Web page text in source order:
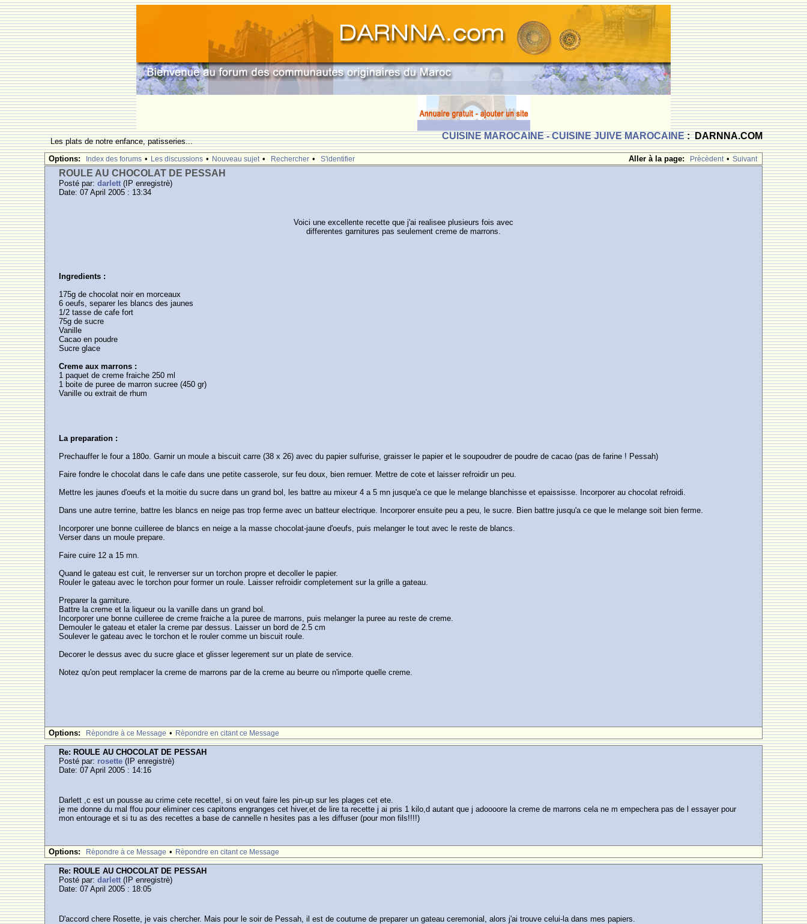
CUISINE MAROCAINE - CUISINE JUIVE MAROCAINE: DARNNA.COM
Les plats de notre enfance, patisseries...
Aller à la page:
Prècèdent • Suivant
Options: Index des forums • Les discussions • Nouveau sujet • Rechercher • S'identifier
ROULE AU CHOCOLAT DE PESSAH
Posté par:darlett (IP enregistrè)
Date: 07 April 2005 : 13:34
Voici une excellente recette que j'ai realisee plusieurs fois avec
differentes garnitures pas seulement creme de marrons.
Ingredients :
175g de chocolat noir en morceaux
6 oeufs, separer les blancs des jaunes
1/2 tasse de cafe fort
75g de sucre
Vanille
Cacao en poudre
Sucre glace
Creme aux marrons :
1 paquet de creme fraiche 250 ml
1 boite de puree de marron sucree (450 gr)
Vanille ou extrait de rhum
La preparation :
Prechauffer le four a 180o. Garnir un moule a biscuit carre (38 x 26) avec du papier sulfurise, graisser le papier et le soupoudrer de poudre de cacao (pas de farine ! Pessah)
Faire fondre le chocolat dans le cafe dans une petite casserole, sur feu doux, bien remuer. Mettre de cote et laisser refroidir un peu.
Mettre les jaunes d'oeufs et la moitie du sucre dans un grand bol, les battre au mixeur 4 a 5 mn jusque'a ce que le melange blanchisse et epaississe. Incorporer au chocolat refroidi.
Dans une autre terrine, battre les blancs en neige pas trop ferme avec un batteur electrique. Incorporer ensuite peu a peu, le sucre. Bien battre jusqu'a ce que le melange soit bien ferme.
Incorporer une bonne cuilleree de blancs en neige a la masse chocolat-jaune d'oeufs, puis melanger le tout avec le reste de blancs.
Verser dans un moule prepare.
Faire cuire 12 a 15 mn.
Quand le gateau est cuit, le renverser sur un torchon propre et decoller le papier.
Rouler le gateau avec le torchon pour former un roule. Laisser refroidir completement sur la grille a gateau.
Preparer la garniture.
Battre la creme et la liqueur ou la vanille dans un grand bol.
Incorporer une bonne cuilleree de creme fraiche a la puree de marrons, puis melanger la puree au reste de creme.
Demouler le gateau et etaler la creme par dessus. Laisser un bord de 2.5 cm
Soulever le gateau avec le torchon et le rouler comme un biscuit roule.
Decorer le dessus avec du sucre glace et glisser legerement sur un plate de service.
Notez qu'on peut remplacer la creme de marrons par de la creme au beurre ou n'importe quelle creme.
Options: Rèpondre à ce Message • Rèpondre en citant ce Message
Re: ROULE AU CHOCOLAT DE PESSAH
Posté par: rosette (IP enregistrè)
Date: 07 April 2005 : 14:16
Darlett ,c est un pousse au crime cete recette!, si on veut faire les pin-up sur les plages cet ete.
je me donne du mal ffou pour eliminer ces capitons engranges cet hiver,et de lire ta recette j ai pris 1 kilo,d autant que j adoooore la creme de marrons cela ne m empechera pas de l essayer pour
mon entourage et si tu as des recettes a base de cannelle n hesites pas a les diffuser (pour mon fils!!!!)
Options: Rèpondre à ce Message • Rèpondre en citant ce Message
Re: ROULE AU CHOCOLAT DE PESSAH
Posté par:darlett (IP enregistrè)
Date: 07 April 2005 : 18:05
D'accord chere Rosette, je vais chercher. Mais pour le soir de Pessah, il est de coutume de preparer un gateau ceremonial, alors j'ai trouve celui-la dans mes papiers.